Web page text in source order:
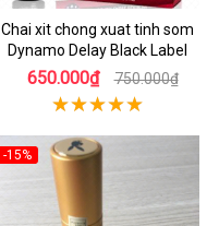
Chai xit chong xuat tinh som
Dynamo Delay Black Label
650.000₫ 750.000₫
-15%